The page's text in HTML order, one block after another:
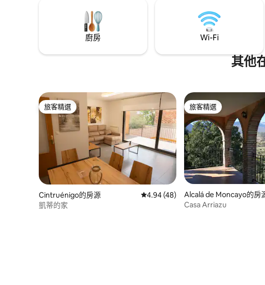
ESFCTU000050011000477141
廚房 Wi-Fi
其他
旅客精選
旅客精選
Cintruénigo的房源 從 48 則評價中獲得 4.94 的平均評分
4.94 (48)
凱蒂的家
旅客精選
旅客精選
Alcalá de Moncayo的房
Casa Arriazu